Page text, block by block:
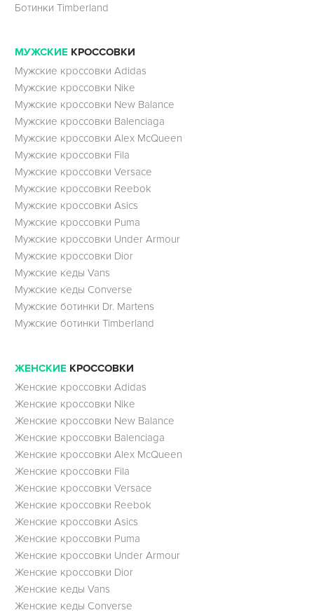
Ботинки Timberland
МУЖСКИЕ КРОССОВКИ
Мужские кроссовки Adidas
Мужские кроссовки Nike
Мужские кроссовки New Balance
Мужские кроссовки Balenciaga
Мужские кроссовки Alex McQueen
Мужские кроссовки Fila
Мужские кроссовки Versace
Мужские кроссовки Reebok
Мужские кроссовки Asics
Мужские кроссовки Puma
Мужские кроссовки Under Armour
Мужские кроссовки Dior
Мужские кеды Vans
Мужские кеды Converse
Мужские ботинки Dr. Martens
Мужские ботинки Timberland
ЖЕНСКИЕ КРОССОВКИ
Женские кроссовки Adidas
Женские кроссовки Nike
Женские кроссовки New Balance
Женские кроссовки Balenciaga
Женские кроссовки Alex McQueen
Женские кроссовки Fila
Женские кроссовки Versace
Женские кроссовки Reebok
Женские кроссовки Asics
Женские кроссовки Puma
Женские кроссовки Under Armour
Женские кроссовки Dior
Женские кеды Vans
Женские кеды Converse